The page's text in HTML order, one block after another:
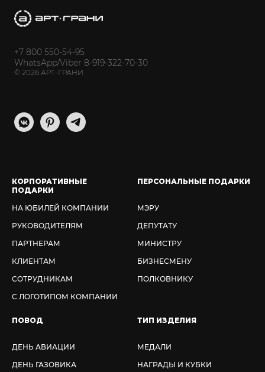
+7 800 550-54-95
WhatsApp/Viber 8-919-322-70-30
© 2026 АРТ-ГРАНИ
КОРПОРАТИВНЫЕ
ПОДАРКИ
НА ЮБИЛЕЙ КОМПАНИИ
РУКОВОДИТЕЛЯМ
ПАРТНЕРАМ
КЛИЕНТАМ
СОТРУДНИКАМ
С ЛОГОТИПОМ КОМПАНИИ
ПЕРСОНАЛЬНЫЕ ПОДАРКИ
МЭРУ
ДЕПУТАТУ
МИНИСТРУ
БИЗНЕСМЕНУ
ПОЛКОВНИКУ
ПОВОД
ДЕНЬ АВИАЦИИ
ДЕНЬ ГАЗОВИКА
ТИП ИЗДЕЛИЯ
МЕДАЛИ
НАГРАДЫ И КУБКИ